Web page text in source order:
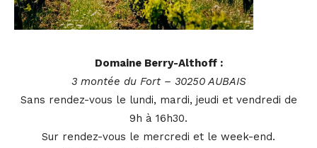
Domaine Berry-Althoff :
3 montée du Fort – 30250 AUBAIS
Sans rendez-vous le lundi, mardi, jeudi et vendredi de
9h à 16h30.
Sur rendez-vous le mercredi et le week-end.